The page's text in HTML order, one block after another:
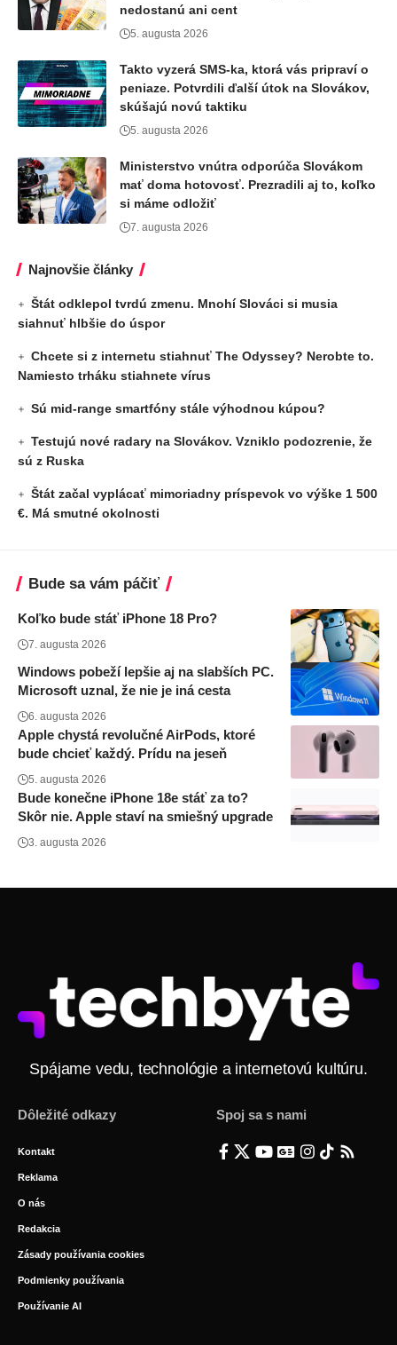
nedostanú ani cent
5. augusta 2026
Takto vyzerá SMS-ka, ktorá vás pripraví o
peniaze. Potvrdili ďalší útok na Slovákov,
skúšajú novú taktiku
5. augusta 2026
Ministerstvo vnútra odporúča Slovákom
mať doma hotovosť. Prezradili aj to, koľko
si máme odložiť
7. augusta 2026
Najnovšie články
Štát odklepol tvrdú zmenu. Mnohí Slováci si musia
siahnuť hlbšie do úspor
Chcete si z internetu stiahnuť The Odyssey? Nerobte to.
Namiesto trháku stiahnete vírus
Sú mid-range smartfóny stále výhodnou kúpou?
Testujú nové radary na Slovákov. Vzniklo podozrenie, že
sú z Ruska
Štát začal vyplácať mimoriadny príspevok vo výške 1 500
€. Má smutné okolnosti
Bude sa vám páčiť
Koľko bude stáť iPhone 18 Pro?
7. augusta 2026
Windows pobeží lepšie aj na slabších PC.
Microsoft uznal, že nie je iná cesta
6. augusta 2026
Apple chystá revolučné AirPods, ktoré
bude chcieť každý. Prídu na jeseň
5. augusta 2026
Bude konečne iPhone 18e stáť za to?
Skôr nie. Apple staví na smiešný upgrade
3. augusta 2026
Spájame vedu, technológie a internetovú kultúru.
Dôležité odkazy
Kontakt
Reklama
O nás
Redakcia
Zásady používania cookies
Podmienky používania
Používanie AI
Spoj sa s nami